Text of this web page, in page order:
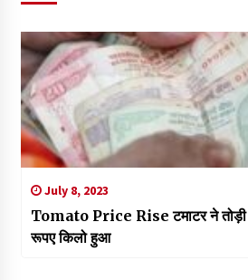
July 8, 2023
Tomato Price Rise टमाटर ने
रूपए किलो हुआ